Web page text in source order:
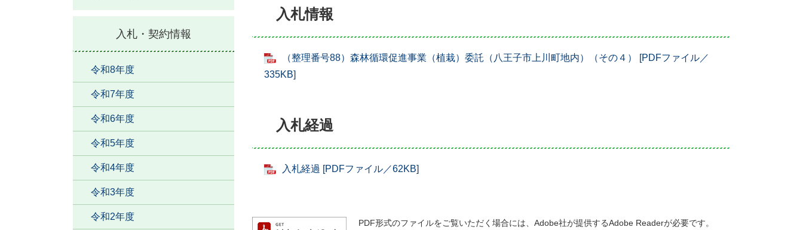
入札情報
（整理番号88）森林循環促進事業（植栽）委託（八王子市上川町地内）（その４） [PDFファイル／
335KB]
入札経過
入札経過 [PDFファイル／62KB]
PDF形式のファイルをご覧いただく場合には、Adobe社が提供するAdobe Readerが必要です。
入札・契約情報
令和8年度
令和7年度
令和6年度
令和5年度
令和4年度
令和3年度
令和2年度